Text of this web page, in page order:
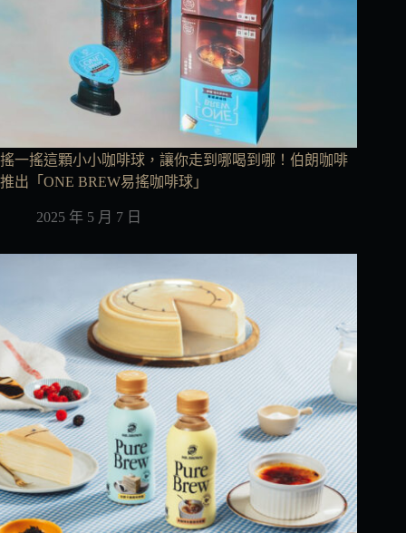
搖一搖這顆小小咖啡球，讓你走到哪喝到哪！伯朗咖啡
推出「ONE BREW易搖咖啡球」
2025 年 5 月 7 日